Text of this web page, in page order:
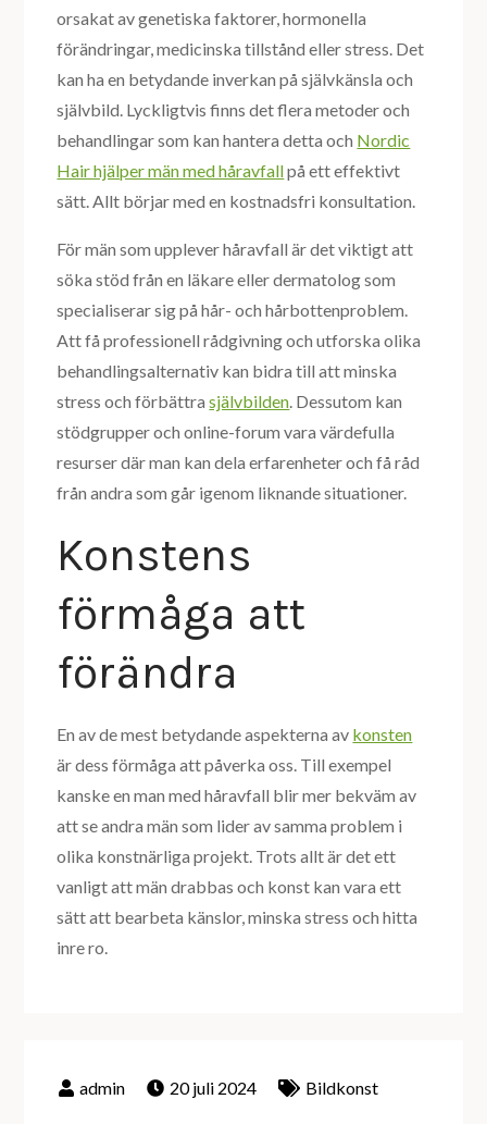
orsakat av genetiska faktorer, hormonella
förändringar, medicinska tillstånd eller stress. Det
kan ha en betydande inverkan på självkänsla och
självbild. Lyckligtvis finns det flera metoder och
behandlingar som kan hantera detta och Nordic
Hair hjälper män med håravfallpå ett effektivt
sätt. Allt börjar med en kostnadsfri konsultation.
För män som upplever håravfall är det viktigt att
söka stöd från en läkare eller dermatolog som
specialiserar sig på hår- och hårbottenproblem.
Att få professionell rådgivning och utforska olika
behandlingsalternativ kan bidra till att minska
stress och förbättrasjälvbilden. Dessutom kan
stödgrupper och online-forum vara värdefulla
resurser där man kan dela erfarenheter och få råd
från andra som går igenom liknande situationer.
Konstens
förmåga att
förändra
En av de mest betydande aspekterna av konsten
är dess förmåga att påverka oss. Till exempel
kanske en man med håravfall blir mer bekväm av
att se andra män som lider av samma problem i
olika konstnärliga projekt. Trots allt är det ett
vanligt att män drabbas och konst kan vara ett
sätt att bearbeta känslor, minska stress och hitta
inre ro.
20 juli 2024 Bildkonst